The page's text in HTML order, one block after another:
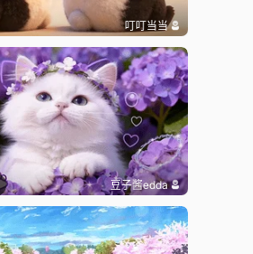
叮叮当当
豆子酱edda